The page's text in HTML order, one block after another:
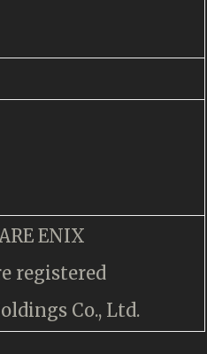
ENIX
registered
Co., Ltd.